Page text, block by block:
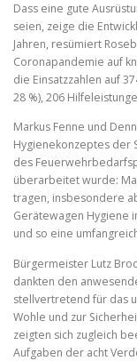
Dass eine gute
seien, zeige die
Jahren, resümiert
Coronapandemie auf
die Einsatzzahlen auf
28 %), 206
Markus Fenne und
Hygienekonzeptes der
des
überarbeitet wurde:
tragen, insbesondere
Gerätewagen Hygiene
und so eine
Bürgermeister Lutz
dankten den
stellvertretend für das
Wohle und zur
zeigten sich zugleich
Aufgaben der acht